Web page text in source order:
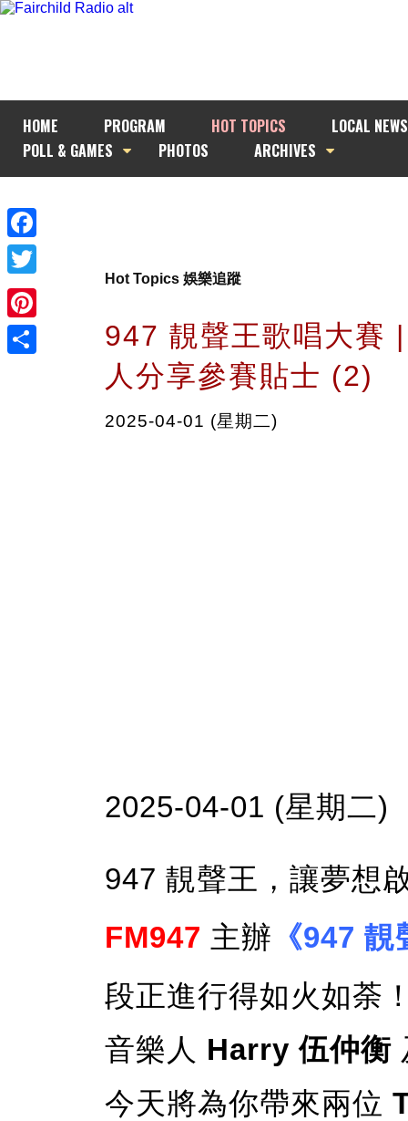
HOME PROGRAM HOT TOPICS
LOCAL NEWS
POLL & GAMES
PHOTOS ARCHIVES
Facebook
Twitter
Pinterest
Hot Topics 娛樂追蹤
947 靚聲王歌唱大賽
人分享參賽貼士 (2)
2025-04-01 (星期二)
2025-04-01 (星期二)
947 靚聲王，讓夢想
FM947 主辦 《947
段正進行得如火如荼
音樂人 Harry 伍仲衡
今天將為你帶來兩位